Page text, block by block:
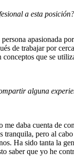
a esta posición?
apasionada
de trabajar por
que se
alguna
daba cuenta de
pero al
Ha sido tanta la
que yo he